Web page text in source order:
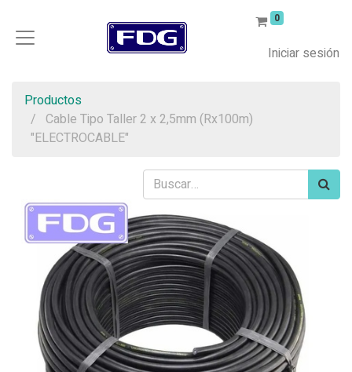
0
Iniciar sesión
Productos
Cable Tipo Taller 2 x 2,5mm (Rx100m)
"ELECTROCABLE"